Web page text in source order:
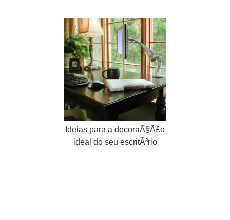
Ideias para a decoraÃ§Ã£o
ideal do seu escritÃ³rio